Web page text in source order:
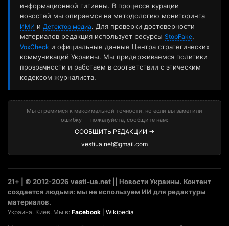
информационной гигиены. В процессе курации
новостей мы опираемся на методологию мониторинга
ИМИ и Детектор медиа. Для проверки достоверности
материалов редакция использует ресурсы StopFake,
VoxCheck и официальные данные Центра стратегических
коммуникаций Украины. Мы придерживаемся политики
прозрачности и работаем в соответствии с этическим
кодексом журналиста.
Мы стремимся к максимальной точности, но если вы заметили
ошибку — пожалуйста, сообщите нам:
СООБЩИТЬ РЕДАКЦИИ →
vestiua.net@gmail.com
21+ | © 2012-2026 vesti-ua.net || Новости Украины. Контент
создается людьми: мы не используем ИИ для редактуры
материалов.
Украина. Киев. Мы в: Facebook Wikipedia